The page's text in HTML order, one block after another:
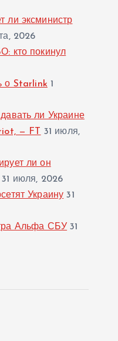
ли эксминистр
2026
кто покинул
о Starlink 1
ли Украине
— FT
31 июля,
ли он
31 июля, 2026
Украину 31
Альфа СБУ 31